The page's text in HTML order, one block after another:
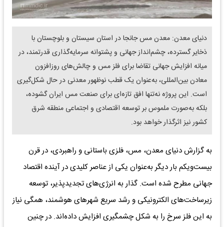
دنیای معدن: معدن مس جانجا در استان سیستان و بلوچستان با
ذخایر گسترده، چشم‌انداز جهانی و پشتوانه سرمایه‌گذاری قدرتمند، در
میانه افزایش جهانی تقاضا برای فلز مس و چالش‌های روزافزون
معادن بین‌المللی، به‌عنوان یک قطب نوظهور معدنی در حال شکل‌گیری
است. این پروژه نه‌تنها افق تازه‌ای برای صنعت مس ایران گشوده،
بلکه به‌صورت ملموس بر توسعه اقتصادی و اجتماعی منطقه شرق
کشور نیز اثرگذار خواهد بود.
به گزارش دنیای معدن، مس، فلزی باستانی و راهبردی، در قرن
بیست‌ویکم بار دیگر به‌عنوان یکی از عناصر کلیدی در آینده اقتصاد
جهانی مطرح شده است. گذار به انرژی‌های تجدیدپذیر، توسعه
زیرساخت‌های الکترونیکی و رشد سریع شهرهای هوشمند، همگی نیاز
به این فلز سرخ را به شکل چشمگیری افزایش داده‌اند. در چنین